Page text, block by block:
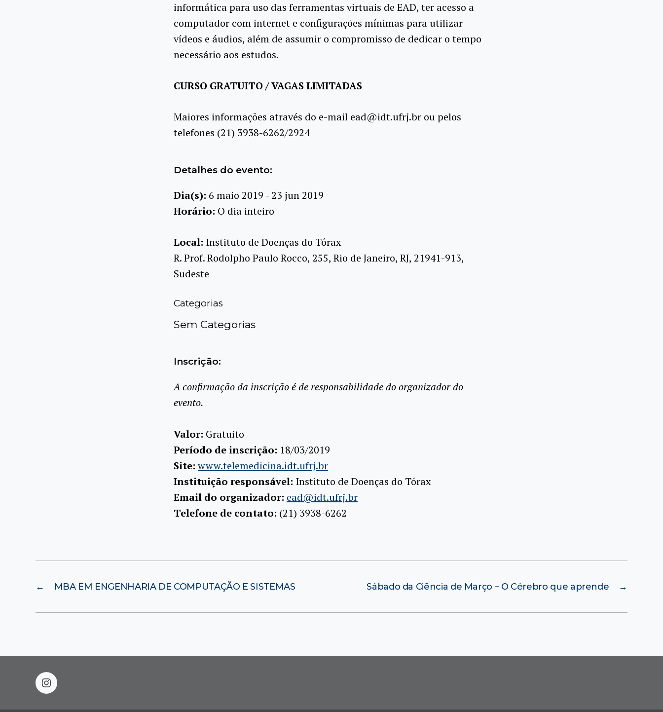
informática para uso das ferramentas virtuais de EAD, ter acesso a
computador com internet e configurações mínimas para utilizar
vídeos e áudios, além de assumir o compromisso de dedicar o tempo
necessário aos estudos.
CURSO GRATUITO / VAGAS LIMITADAS
Maiores informações através do e-mail ead@idt.ufrj.br ou pelos
telefones (21) 3938-6262/2924
Detalhes do evento:
Dia(s): 6 maio 2019 - 23 jun 2019
Horário: O dia inteiro
Local: Instituto de Doenças do Tórax
R. Prof. Rodolpho Paulo Rocco, 255, Rio de Janeiro, RJ, 21941-913,
Sudeste
Categorias
Sem Categorias
Inscrição:
A confirmação da inscrição é de responsabilidade do organizador do
evento.
Valor: Gratuito
Período de inscrição: 18/03/2019
Site:www.telemedicina.idt.ufrj.br
Instituição responsável: Instituto de Doenças do Tórax
Email do organizador: ead@idt.ufrj.br
Telefone de contato: (21) 3938-6262
← MBA EM ENGENHARIA DE COMPUTAÇÃO E SISTEMAS →
Sábado da Ciência de Março – O Cérebro que aprende
instagram